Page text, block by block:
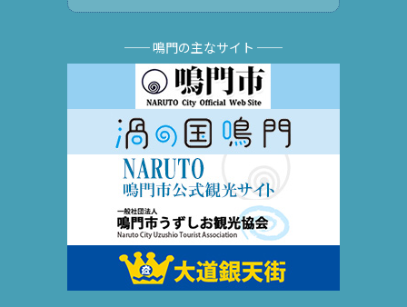
── 鳴門の主なサイト ──